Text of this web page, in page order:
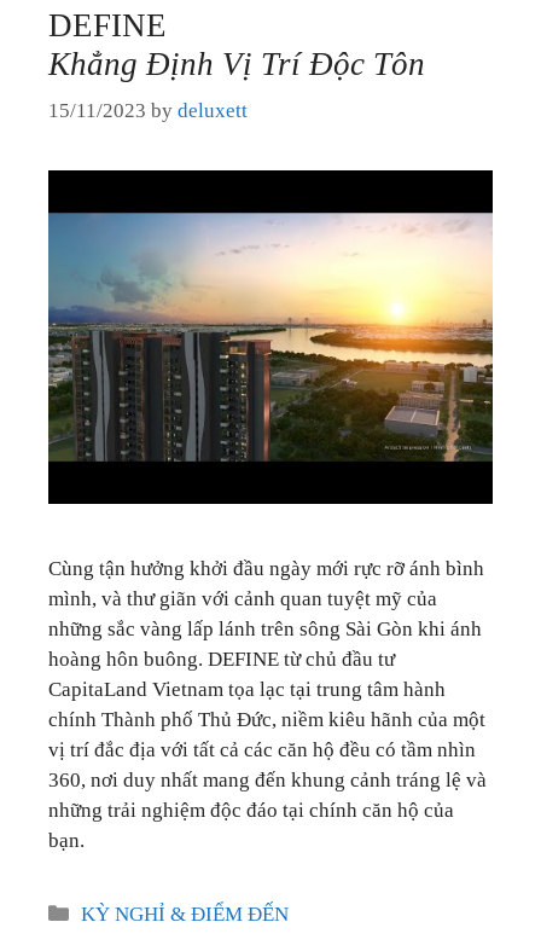
DEFINE
Khẳng Định Vị Trí Độc Tôn
15/11/2023 by deluxett
Cùng tận hưởng khởi đầu ngày mới rực rỡ ánh bình
mình, và thư giãn với cảnh quan tuyệt mỹ của
những sắc vàng lấp lánh trên sông Sài Gòn khi ánh
hoàng hôn buông. DEFINE từ chủ đầu tư
CapitaLand Vietnam tọa lạc tại trung tâm hành
chính Thành phố Thủ Đức, niềm kiêu hãnh của một
vị trí đắc địa với tất cả các căn hộ đều có tầm nhìn
360, nơi duy nhất mang đến khung cảnh tráng lệ và
những trải nghiệm độc đáo tại chính căn hộ của
bạn.
Categories
KỲ NGHỈ & ĐIỂM ĐẾN